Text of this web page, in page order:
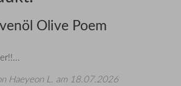
Olive Poem
Haeyeon L. am 18.07.2026